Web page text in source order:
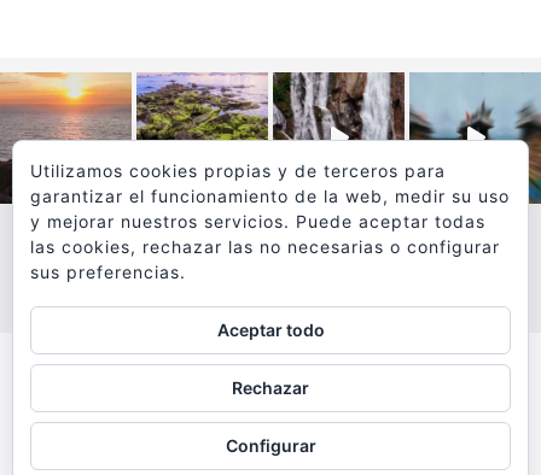
VER MÁS
Todos los textos y fotografías de
www.viajesyfotografia.comson propiedad de su autor
y están protegidos por © Copyright
Utilizamos cookies propias y de terceros para
garantizar el funcionamiento de la web, medir su uso
y mejorar nuestros servicios. Puede aceptar todas
las cookies, rechazar las no necesarias o configurar
sus preferencias.
Aceptar todo
Rechazar
Configurar